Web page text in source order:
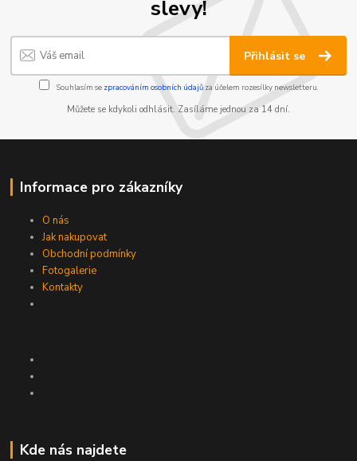
slevy!
Přihlásit se
Souhlasím se zpracováním osobních údajůza účelem rozesílky newsletteru.
Můžete se kdykoli odhlásit. Zasíláme jednou za 14 dní.
Informace pro zákazníky
O nás
Jak nakupovat
Obchodní podmínky
Fotogalerie
Kontakty
Kde nás najdete